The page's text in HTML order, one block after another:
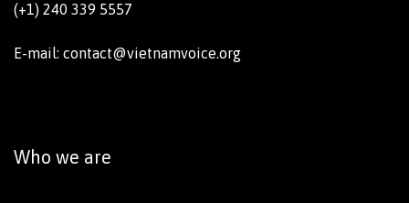
(+1) 240 339 5557
E-mail: contact@vietnamvoice.org
Who we are